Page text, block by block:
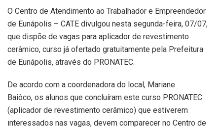
O Centro de Atendimento ao Trabalhador e Empreendedor
de Eunápolis – CATE divulgou nesta segunda-feira, 07/07,
que dispõe de vagas para aplicador de revestimento
cerâmico, curso já ofertado gratuitamente pela Prefeitura
de Eunápolis, através do PRONATEC.
De acordo com a coordenadora do local, Mariane
Baiôco, os alunos que concluíram este curso PRONATEC
(aplicador de revestimento cerâmico) que estiverem
interessados nas vagas, devem comparecer no Centro de